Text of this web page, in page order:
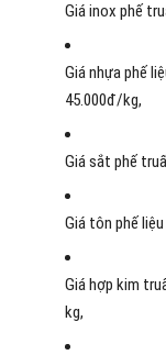
Giá inox phế
Giá nhựaphế
45.000đ/kg,
Giá sắt phế
Giá tôn phếliệu
Giá hợp kim
kg,